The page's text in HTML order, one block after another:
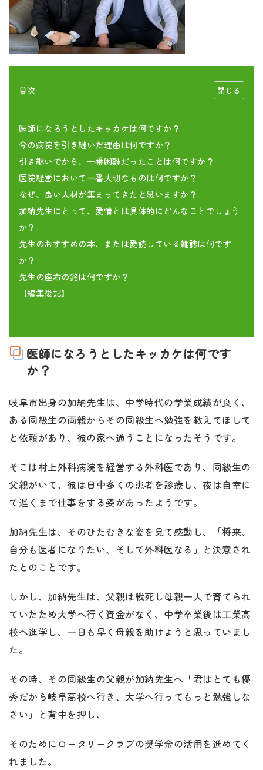
目次
医師になろうとしたキッカケは何ですか？
今の病院を引き継いだ理由は何ですか？
引き継いでから、一番困難だったことは何ですか？
医院経営において一番大切なものは何ですか？
なぜ、良い人材が集まってきたと思いますか？
加納先生にとって、愛情とは具体的にどんなことでしょう
か？
先生のおすすめの本、または愛読している雑誌は何です
か？
先生の座右の銘は何ですか？
【編集後記】
医師になろうとしたキッカケは何です
か？
岐阜市出身の加納先生は、中学時代の学業成績が良く、
ある同級生の両親からその同級生へ勉強を教えてほして
と依頼があり、彼の家へ通うことになったそうです。
そこは村上外科病院を経営する外科医であり、同級生の
父親がいて、彼は日中多くの患者を診療し、夜は自室に
て遅くまで仕事をする姿があったようです。
加納先生は、そのひたむきな姿を見て感動し、「将来、
自分も医者になりたい、そして外科医なる」と決意され
たとのことです。
しかし、加納先生は、父親は戦死し母親一人で育てられ
ていたため大学へ行く資金がなく、中学卒業後は工業高
校へ進学し、一日も早く母親を助けようと思っていまし
た。
その時、その同級生の父親が加納先生へ「君はとても優
秀だから岐阜高校へ行き、大学へ行ってもっと勉強しな
さい」と背中を押し、
そのためにロータリークラブの奨学金の活用を進めてく
れました。